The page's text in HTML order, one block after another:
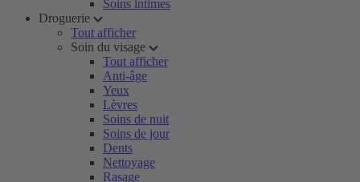
Soins intimes
Droguerie
Tout afficher
Soin du visage
Tout afficher
Anti-âge
Yeux
Lèvres
Soins de nuit
Soins de jour
Dents
Nettoyage
Rasage